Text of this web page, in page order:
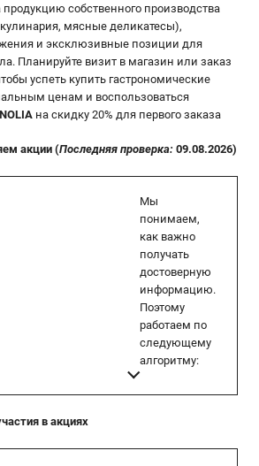
собственного производства
мясные деликатесы),
и эксклюзивные позиции для
Планируйте визит в магазин или заказ
успеть купить гастрономические
ценам и воспользоваться
на скидку 20% для первого заказа
акции (Последняя проверка: 09.08.2026)
Мы
понимаем,
как важно
получать
достоверную
информацию.
Поэтому
работаем по
следующему
алгоритму:
в акциях